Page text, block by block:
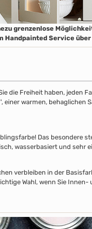
grenzenlose
Handpainted Service
die Freiheit haben, jeden
warmen, behaglichen
Das besondere
wasserbasiert und sehr
verbleiben in der
Wahl, wenn Sie